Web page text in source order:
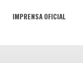
IMPRENSA OFICIAL